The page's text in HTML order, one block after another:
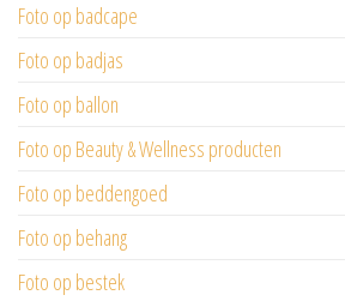
Foto op badcape
Foto op badjas
Foto op ballon
Foto op Beauty & Wellness producten
Foto op beddengoed
Foto op behang
Foto op bestek